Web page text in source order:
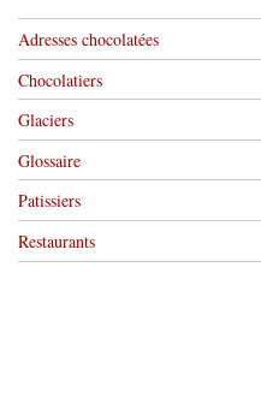
Adresses chocolatées
Chocolatiers
Glaciers
Glossaire
Patissiers
Restaurants